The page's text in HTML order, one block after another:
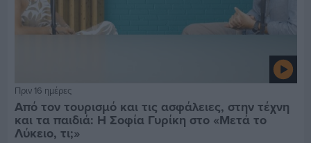
Πριν 16 ημέρες
Από τον τουρισμό και τις ασφάλειες, στην τέχνη
και τα παιδιά: Η Σοφία Γυρίκη στο «Μετά το
Λύκειο, τι;»